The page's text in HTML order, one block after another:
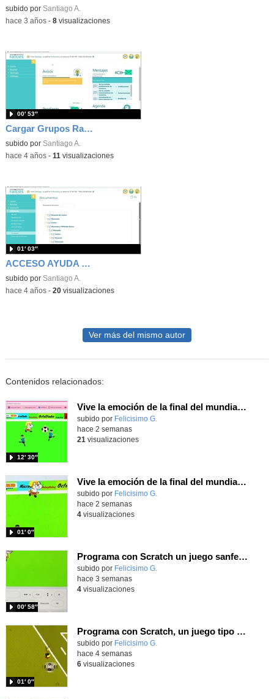
subido por Santiago A.
-hace 3 años- 8visualizaciones
Cargar Grupos Raíces
subido por Santiago A.
00′ 53″
-hace 4 años- 11 visualizaciones
ACCESO AYUDA RAÍCES
subido por Santiago A.
01′ 03″
-hace 4 años- 20visualizaciones
Ver más del mismo autor
Contenidos relacionados:
Vive la emoción de la final del mundial programando con Scratch, un juego de toques y esquivar contrarios
Contenido educativo.
subido por Felicisimo G.
12′ 30″
hace 2 semanas
21 visualizaciones
Vive la emoción de la final del mundial 2026, programando con Scratch un juego de toques.
Contenido educativo.
subido por Felicisimo G.
01′ 0″
hace 2 semanas
4visualizaciones
Programa con Scratch un juego sanferminero con Mikel Merino evitando toros y dando toques al balón.
Contenido educativo.
subido por Felicisimo G.
00′ 58″
hace 3 semanas
4visualizaciones
Programa con Scratch, un juego tipo frontón para vivir los cuartos de final contra Bélgica
Contenido educativo.
subido por Felicisimo G.
01′ 0″
hace 4 semanas
6visualizaciones